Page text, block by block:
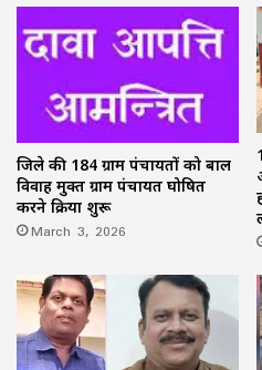
जिले की 184 ग्राम पंचायतों को बाल
विवाह मुक्त ग्राम पंचायत घोषित
करने प्रक्रिया शुरू
March 3, 2026